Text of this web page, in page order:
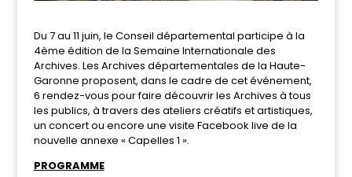
Du 7 au 11 juin, le Conseil départemental participe à la
4ème édition de la Semaine Internationale des
Archives. Les Archives départementales de la Haute-
Garonne proposent, dans le cadre de cet événement,
6 rendez-vous pour faire découvrir les Archives à tous
les publics, à travers des ateliers créatifs et artistiques,
un concert ou encore une visite Facebook live de la
nouvelle annexe « Capelles 1 ».
PROGRAMME